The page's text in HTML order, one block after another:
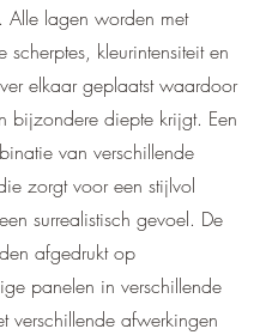
Alle lagen worden met
scherptes, kleurintensiteit en
elkaar geplaatst waardoor
bijzondere diepte krijgt. Een
van verschillende
zorgt voor een stijlvol
surrealistisch gevoel. De
afgedrukt op
panelen in verschillende
verschillende afwerkingen